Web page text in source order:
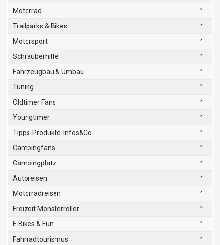
Motorrad
Trailparks & Bikes
Motorsport
Schrauberhilfe
Fahrzeugbau & Umbau
Tuning
Oldtimer Fans
Youngtimer
Tipps-Produkte-Infos&Co
Campingfans
Campingplatz
Autoreisen
Motorradreisen
Freizeit Monsterroller
E Bikes & Fun
Fahrradtourismus